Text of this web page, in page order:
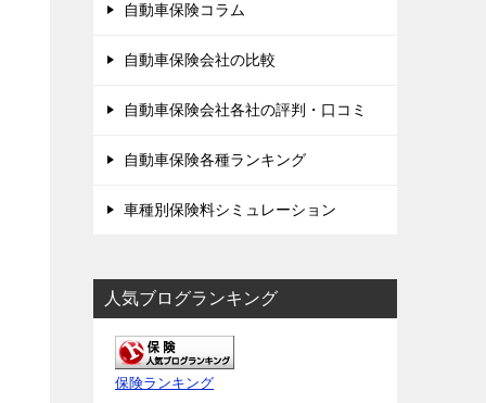
自動車保険コラム
自動車保険会社の比較
自動車保険会社各社の評判・口コミ
自動車保険各種ランキング
車種別保険料シミュレーション
人気ブログランキング
保険ランキング